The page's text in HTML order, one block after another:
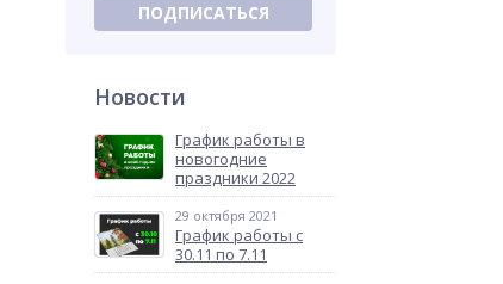
ПОДПИСАТЬСЯ
Новости
График работы в
новогодние
праздники 2022
29 октября 2021
График работы с
30.11 по 7.11